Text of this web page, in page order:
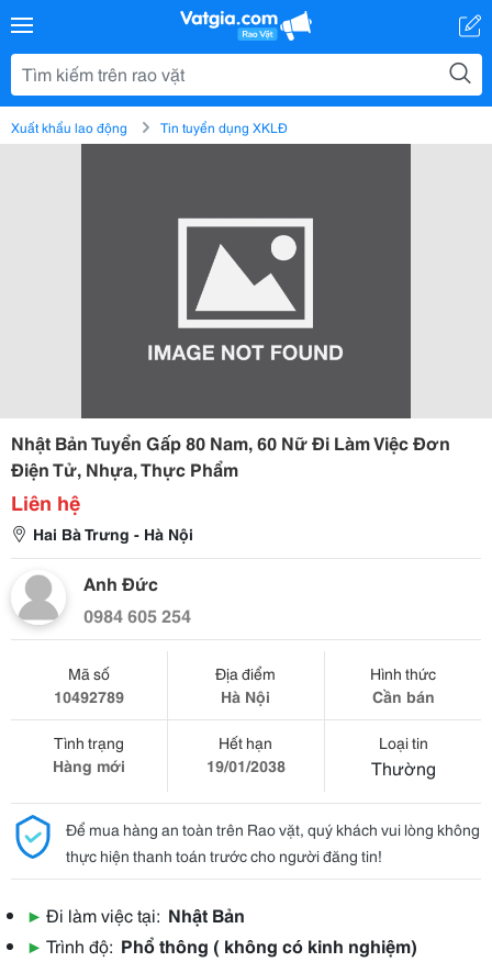
Xuất khẩu lao động Tin tuyển dụng XKLĐ
Nhật Bản Tuyển Gấp 80 Nam, 60 Nữ Đi Làm Việc Đơn
Điện Tử, Nhựa, Thực Phẩm
Liên hệ
Hai Bà Trưng - Hà Nội
Anh Đức
0984 605 254
Mã số
10492789
Địa điểm
Hà Nội
Hình thức
Cần bán
Tình trạng
Hàng mới
Hết hạn
19/01/2038
Loại tin
Thường
Để mua hàng an toàn trên Rao vặt, quý khách vui lòng không
thực hiện thanh toán trước cho người đăng tin!
▶ Đi làm việc tại: Nhật Bản
▶ Trình độ: Phổ thông ( không có kinh nghiệm)